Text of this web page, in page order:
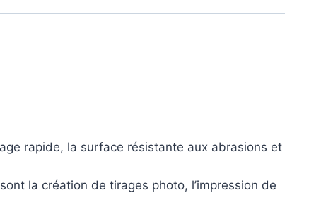
rapide, la surface résistante aux abrasions et
la création de tirages photo, l’impression de